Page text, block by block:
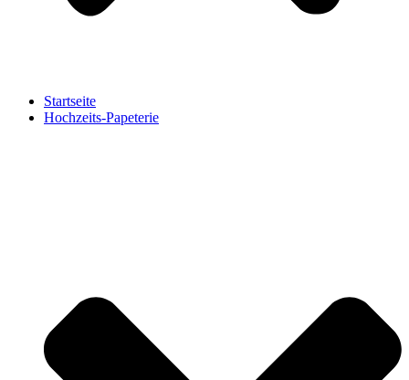
Startseite
Hochzeits-Papeterie